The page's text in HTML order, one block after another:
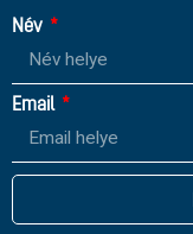
Név
Email